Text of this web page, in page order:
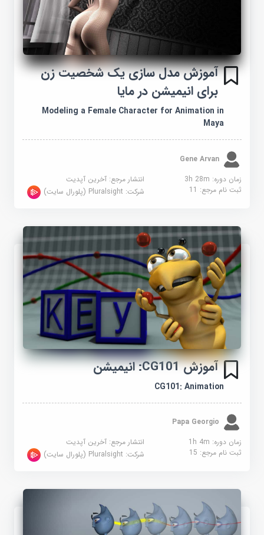
آموزش مدل سازی یک شخصیت زن
برای انیمیشن در مایا
Modeling a Female Character for Animation in
Maya
Gene Arvan
زمان دوره: 3h 28m
انتشار مرجع:آخرین آپدیت
ثبت نام مرجع:11 شرکت:Pluralsight (پلورال سایت)
آموزش CG101: انیمیشن
CG101: Animation
Papa Georgio
زمان دوره: 1h 4m
انتشار مرجع:آخرین آپدیت
ثبت نام مرجع:15 شرکت:Pluralsight (پلورال سایت)